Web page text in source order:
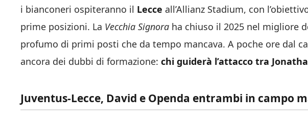
i bianconeri ospiteranno il Lecce all’Allianz Stadium, con
prime posizioni. La Vecchia Signora ha chiuso il 2025 nel migliore
profumo di primi posti che da tempo mancava. A poche ore dal
ancora dei dubbi di formazione: chi guiderà l’attacco tra
Juventus-Lecce, David e Openda entrambi in campo